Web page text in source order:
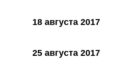
18 августа 2017
25 августа 2017